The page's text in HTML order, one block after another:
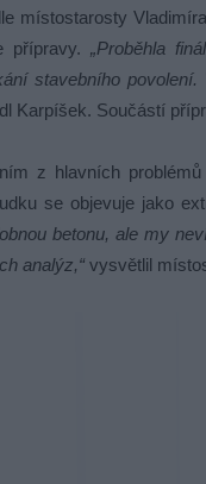
místostarosty
přípravy.„Proběhla
stavebního povolení.
Karpíšek. Součástí
z hlavních
se objevuje jako
betonu, ale my
analýz,“ vysvětlil